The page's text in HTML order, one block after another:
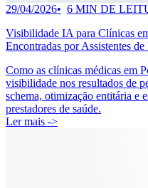
29/04/2026 6 MIN DE
Visibilidade IA para Clínicas
Encontradas por Assistentes de
Como as clínicas médicas em
visibilidade nos resultados de
schema, otimização entitária e
prestadores de saúde.
Ler mais ->